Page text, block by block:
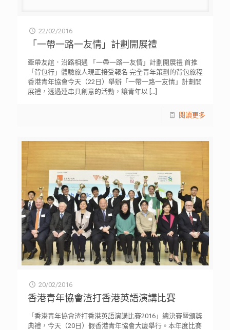
22/02/2016
「一帶一路一友情」計劃開展禮
牽帶友誼．沿路相遇 「一帶一路一友情」計劃開展禮 首推
「背包行」體驗旅人現正接受報名 完全青年策劃的背包旅程
香港青年協會今天（22日）舉辦「一帶一路一友情」計劃開
展禮，透過連串具創意的活動，讓青年以 […]
閱讀更多
20/02/2016
香港青年協會渣打香港英語演講比賽
「香港青年協會渣打香港英語演講比賽2016」總決賽暨頒獎
典禮，今天（20日）假香港青年協會大廈舉行。本年度比賽